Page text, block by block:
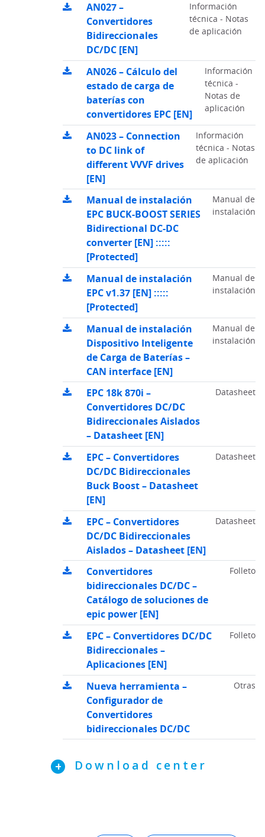
AN027 –
Convertidores
Bidireccionales
DC/DC [EN]
Información
técnica - Notas
de aplicación
AN026 – Cálculo del
estado de carga de
baterías con
convertidores EPC [EN]
Información
técnica -
Notas de
aplicación
AN023 – Connection
to DC link of
different VVVF drives
[EN]
Información
técnica - Notas
de aplicación
Manual de instalación
EPC BUCK-BOOST SERIES
Bidirectional DC-DC
converter [EN] :::::
[Protected]
Manual de
instalación
Manual de instalación
EPC v1.37 [EN] :::::
[Protected]
Manual de
instalación
Manual de instalación
Dispositivo Inteligente
de Carga de Baterías –
CAN interface [EN]
Manual de
instalación
EPC 18k 870i –
Convertidores DC/DC
Bidireccionales Aislados
– Datasheet [EN]
Datasheet
EPC – Convertidores
DC/DC Bidireccionales
Buck Boost – Datasheet
[EN]
Datasheet
EPC – Convertidores
DC/DC Bidireccionales
Aislados – Datasheet [EN]
Datasheet
Convertidores
bidireccionales DC/DC –
Catálogo de soluciones de
epic power [EN]
Folleto
EPC – Convertidores DC/DC
Bidireccionales –
Aplicaciones [EN]
Folleto
Nueva herramienta –
Configurador de
Convertidores
bidireccionales DC/DC
Otras
Download center